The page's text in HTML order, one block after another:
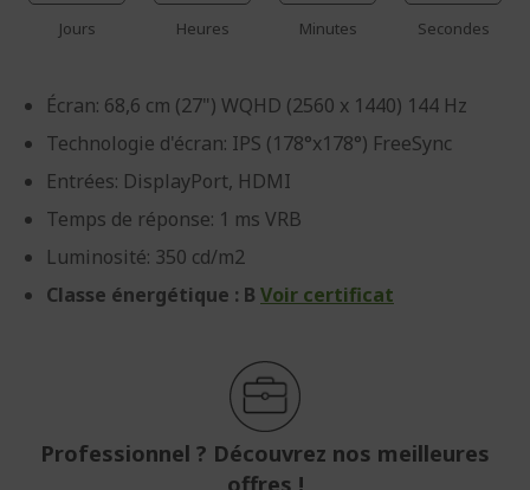
Jours Heures Minutes Secondes
Écran: 68,6 cm (27") WQHD (2560 x 1440) 144 Hz
Technologie d'écran: IPS (178°x178°) FreeSync
Entrées: DisplayPort, HDMI
Temps de réponse: 1 ms VRB
Luminosité: 350 cd/m2
Classe énergétique : B Voir certificat
Professionnel ? Découvrez nos meilleures
offres !